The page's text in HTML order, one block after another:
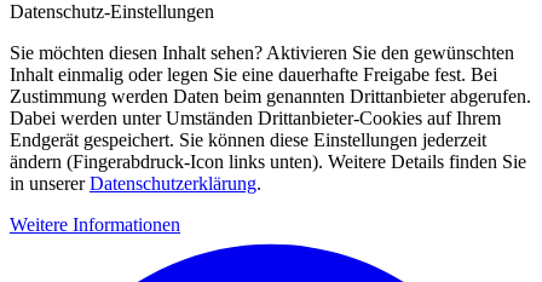
Datenschutz-Einstellungen
Sie möchten diesen Inhalt sehen? Aktivieren Sie den gewünschten
Inhalt einmalig oder legen Sie eine dauerhafte Freigabe fest. Bei
Zustimmung werden Daten beim genannten Drittanbieter abgerufen.
Dabei werden unter Umständen Drittanbieter-Cookies auf Ihrem
Endgerät gespeichert. Sie können diese Einstellungen jederzeit
ändern (Fingerabdruck-Icon links unten). Weitere Details finden Sie
in unsererDatenschutzerklärung.
Weitere Informationen